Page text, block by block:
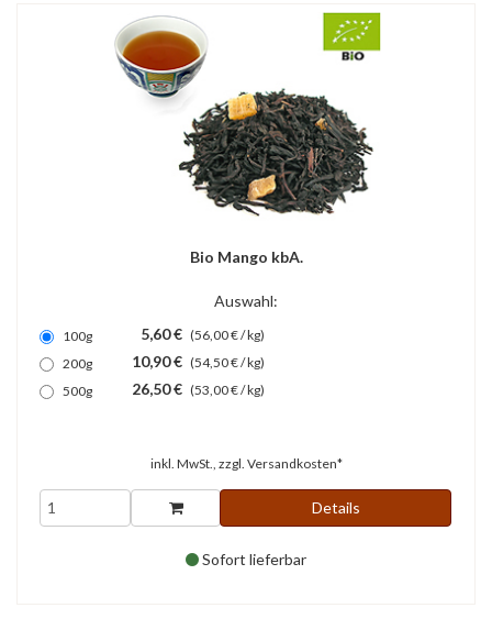
Bio Mango kbA.
Auswahl:
100g 5,60 € (56,00 € / kg)
200g
10,90 € (54,50 € / kg)
500g
26,50 € (53,00 € / kg)
inkl. MwSt., zzgl. Versandkosten*
Details
Sofort lieferbar